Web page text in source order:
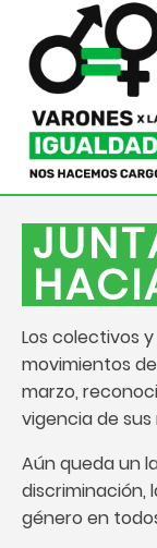
Los colectivos
movimientos
marzo,
vigencia de
Aún queda un
discriminación,
género en